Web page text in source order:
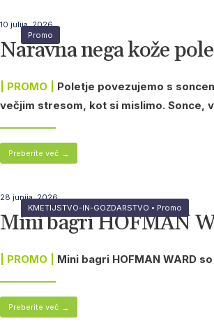
Promo
10 julija, 2026
Naravna nega kože
| PROMO | Poletje povezujemo s
večjim stresom, kot si mislimo. Sonce,
Preberite več →
KMETIJSTVO-IN-GOZDARSTVO • Promo
28 junija, 2026
Mini bagri HOFMAN
| PROMO | Mini bagri HOFMAN WARD
Preberite več →